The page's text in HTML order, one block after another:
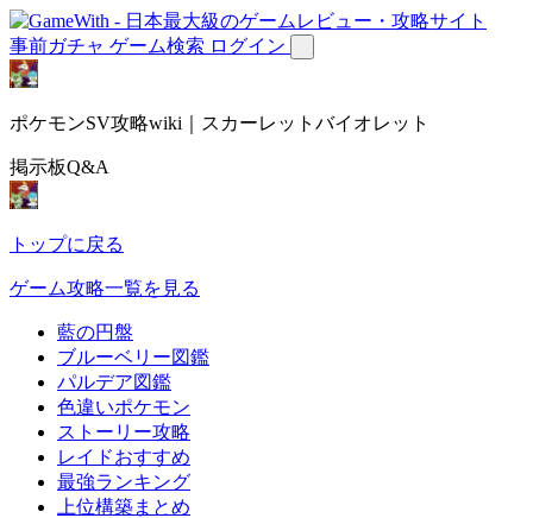
事前ガチャ ゲーム検索 ログイン
ポケモンSV攻略wiki｜スカーレットバイオレット
掲示板Q&A
トップに戻る
ゲーム攻略一覧を見る
藍の円盤
ブルーベリー図鑑
パルデア図鑑
色違いポケモン
ストーリー攻略
レイドおすすめ
最強ランキング
上位構築まとめ